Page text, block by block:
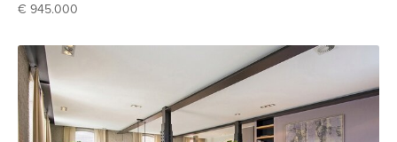
€ 945.000